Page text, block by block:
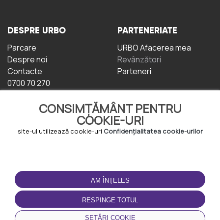
CONSIMȚĂMÂNT PENTRU
COOKIE-URI
site-ul utilizează cookie-uri Confidențialitatea cookie-urilor
AM ÎNŢELES
RESPINGE TOTUL
SETĂRI COOKIE
DESPRE URBO
Parcare
Despre noi
Contacte
0700 70 270
PARTENERIATE
URBO Afacerea mea
Revânzători
Parteneri
TERMENI DE UTILIZARE
Termeni și condiții
Politica de
Confidențialitate
Politica de cookie-uri
DESCĂRCAȚI
APLICAȚIA